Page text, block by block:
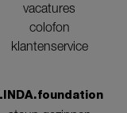
vacatures
colofon
klantenservice